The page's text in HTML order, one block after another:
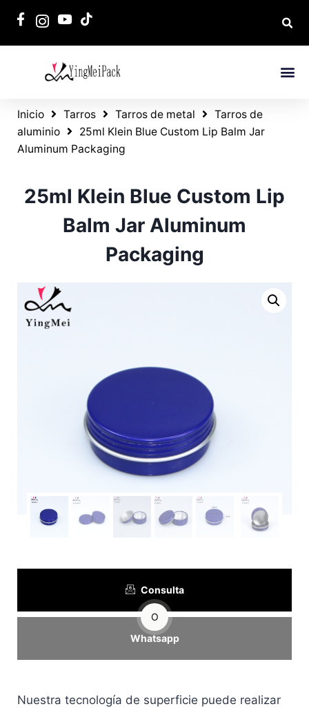
Inicio Tarros Tarros de metal
Tarros de
aluminio
25ml Klein Blue Custom Lip Balm Jar
Aluminum Packaging
25ml Klein Blue Custom Lip
Balm Jar Aluminum
Packaging
Consulta
O
Whatsapp
Nuestra tecnología de superficie puede realizar